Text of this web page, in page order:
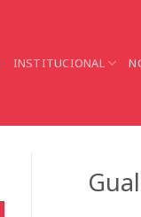
INSTITUCIONAL